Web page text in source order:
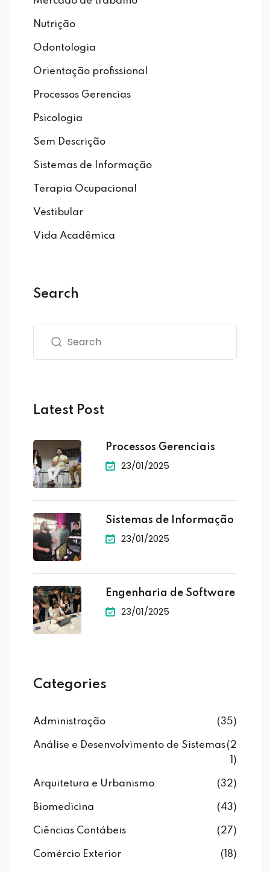
Nutrição
Odontologia
Orientação profissional
Processos Gerencias
Psicologia
Sem Descrição
Sistemas de Informação
Terapia Ocupacional
Vestibular
Vida Acadêmica
Search
Latest Post
Processos Gerenciais
23/01/2025
Sistemas de Informação
23/01/2025
Engenharia de Software
23/01/2025
Categories
Administração (35)
Análise e Desenvolvimento de Sistemas(2
1)
Arquitetura e Urbanismo (32)
Biomedicina (43)
Ciências Contábeis (27)
Comércio Exterior (18)